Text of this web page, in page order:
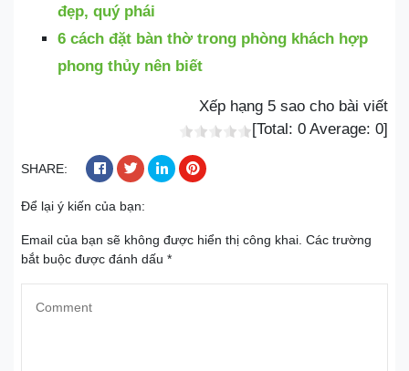
đẹp, quý phái
6 cách đặt bàn thờ trong phòng khách hợp
phong thủy nên biết
Xếp hạng 5 sao cho bài viết
[Total: 0 Average: 0]
SHARE:
Để lại ý kiến của bạn:
Email của bạn sẽ không được hiển thị công khai. Các trường
bắt buộc được đánh dấu *